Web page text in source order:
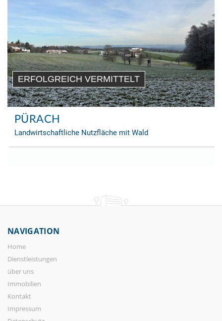
ERFOLGREICH VERMITTELT
PÜRACH
Landwirtschaftliche Nutzfläche mit Wald
NAVIGATION
Home
Dienstleistungen
über uns
Immobilien
Kontakt
Impressum